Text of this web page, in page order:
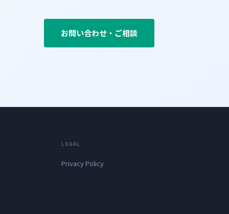
お問い合わせ・ご相談
LEGAL
Privacy Policy